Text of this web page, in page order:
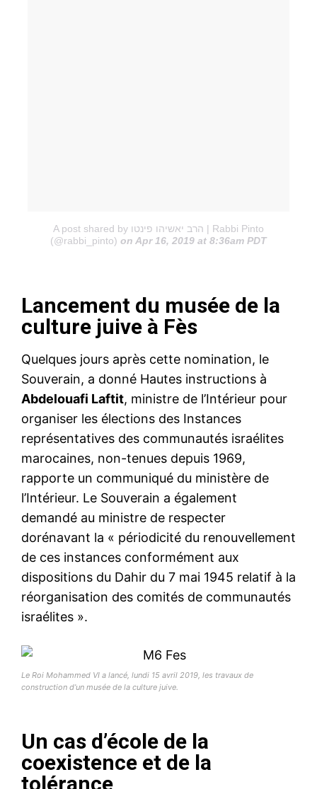
A post shared by הרב יאשיהו פינטו | Rabbi Pinto
(@rabbi_pinto) on Apr 16, 2019 at 8:36am PDT
Lancement du musée de la
culture juive à Fès
Quelques jours après cette nomination, le
Souverain, a donné Hautes instructions à
Abdelouafi Laftit, ministre de l’Intérieur pour
organiser les élections des Instances
représentatives des communautés israélites
marocaines, non-tenues depuis 1969,
rapporte un communiqué du ministère de
l’Intérieur. Le Souverain a également
demandé au ministre de respecter
dorénavant la « périodicité du renouvellement
de ces instances conformément aux
dispositions du Dahir du 7 mai 1945 relatif à la
réorganisation des comités de communautés
israélites ».
Le Roi Mohammed VI a lancé, lundi 15 avril 2019, les travaux de
construction d’un musée de la culture juive.
Un cas d’école de la
coexistence et de la
tolérance